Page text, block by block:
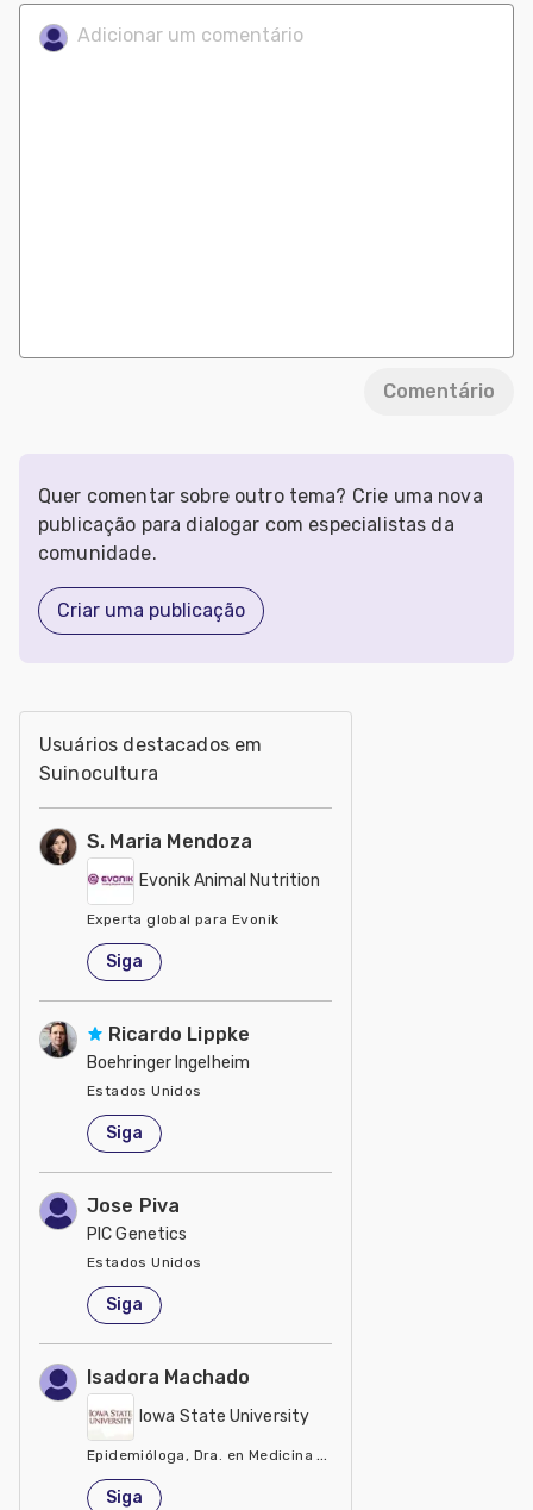
Comentário
Quer comentar sobre outro tema? Crie uma nova
publicação para dialogar com especialistas da
comunidade.
Criar uma publicação
Usuários destacados em
Suinocultura
S. Maria Mendoza
Evonik Animal Nutrition
Experta global para Evonik
Estados Unidos
Siga
Ricardo Lippke
Boehringer Ingelheim
Estados Unidos
Siga
Jose Piva
PIC Genetics
Estados Unidos
Siga
Isadora Machado
Iowa State University
Epidemióloga, Dra. en Medicina Veterinaria / Asistente de
Estados Unidos
Siga